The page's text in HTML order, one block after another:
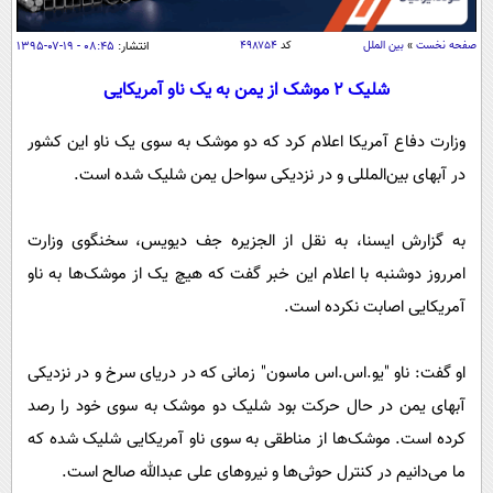
اقتصاد
جامعه
یک برش دانایی
محیط زیست
بین الملل
علم و دانش
فناوری و It
قرآن
باشگاه مغز
اقتصاد
سیاست
عصر ایران 2
خواندنی ها و دیدنی ها
آموزش زبان
صفحه نخست » بین الملل کد ۴۹۸۷۵۴ انتشار: ۰۸:۴۵ - ۱۹-۰۷-۱۳۹۵
شلیک 2 موشک از یمن به یک ناو آمریکایی
وزارت دفاع آمریکا اعلام کرد که دو موشک به سوی یک ناو این کشور
در آبهای بین‌المللی و در نزدیکی سواحل یمن شلیک شده است.
به گزارش ایسنا، به نقل از الجزیره جف دیویس، سخنگوی وزارت
امرروز دوشنبه با اعلام این خبر گفت که هیچ یک از موشک‌ها به ناو
آمریکایی اصابت نکرده است.
او گفت: ناو "یو.اس.اس ماسون" زمانی که در دریای سرخ و در نزدیکی
آبهای یمن در حال حرکت بود شلیک دو موشک به سوی خود را رصد
کرده است. موشک‌ها از مناطقی به سوی ناو آمریکایی شلیک شده که
ما می‌دانیم در کنترل حوثی‌ها و نیروهای علی عبدالله صالح است.